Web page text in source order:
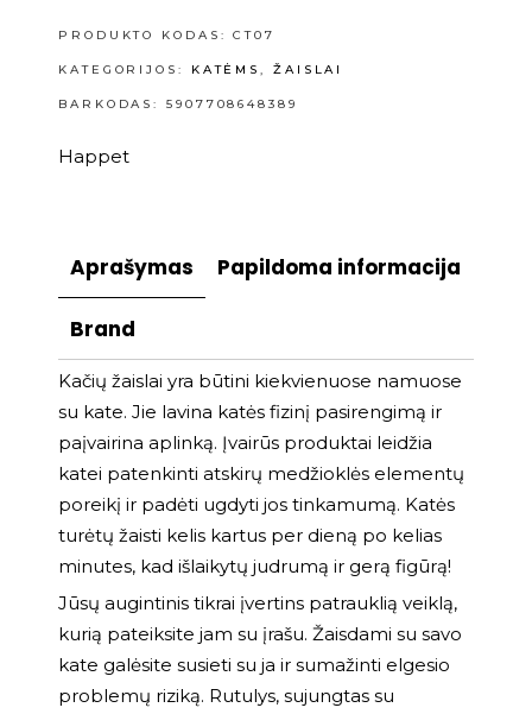
PRODUKTO KODAS:CT07
KATEGORIJOS: KATĖMS, ŽAISLAI
BARKODAS: 5907708648389
Happet
Aprašymas Papildoma informacija
Brand
Kačių žaislai yra būtini kiekvienuose namuose
su kate. Jie lavina katės fizinį pasirengimą ir
paįvairina aplinką. Įvairūs produktai leidžia
katei patenkinti atskirų medžioklės elementų
poreikį ir padėti ugdyti jos tinkamumą. Katės
turėtų žaisti kelis kartus per dieną po kelias
minutes, kad išlaikytų judrumą ir gerą figūrą!
Jūsų augintinis tikrai įvertins patrauklią veiklą,
kurią pateiksite jam su įrašu. Žaisdami su savo
kate galėsite susieti su ja ir sumažinti elgesio
problemų riziką. Rutulys, sujungtas su